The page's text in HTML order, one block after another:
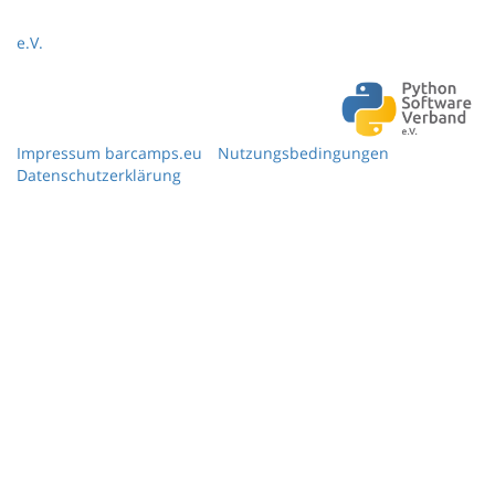
e.V.
Impressum barcamps.eu
Nutzungsbedingungen
Datenschutzerklärung